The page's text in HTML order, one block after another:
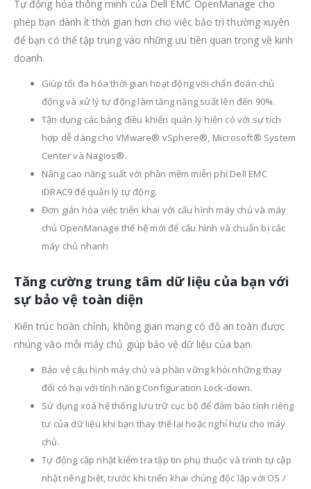
Tự động hóa thông minh của Dell EMC OpenManage cho
phép bạn dành ít thời gian hơn cho việc bảo trì thường xuyên
để bạn có thể tập trung vào những ưu tiên quan trọng về kinh
doanh.
Giúp tối đa hóa thời gian hoạt động với chẩn đoán chủ
động và xử lý tự động làm tăng năng suất lên đến 90%.
Tận dụng các bảng điều khiển quản lý hiện có với sự tích
hợp dễ dàng cho VMware® vSphere®, Microsoft® System
Center và Nagios®.
Nâng cao năng suất với phần mềm miễn phí Dell EMC
iDRAC9 để quản lý tự động.
Đơn giản hóa việc triển khai với cấu hình máy chủ và máy
chủ OpenManage thế hệ mới để cấu hình và chuẩn bị các
máy chủ nhanh
Tăng cường trung tâm dữ liệu của bạn với
sự bảo vệ toàn diện
Kiến trúc hoàn chỉnh, không gian mạng có độ an toàn được
nhúng vào mỗi máy chủ giúp bảo vệ dữ liệu của bạn.
Bảo vệ cấu hình máy chủ và phần vững khỏi những thay
đổi có hại với tính năng Configuration Lock-down.
Sử dụng xoá hệ thống lưu trữ cục bộ để đảm bảo tính riêng
tư của dữ liệu khi bạn thay thế lại hoặc nghỉ hưu cho máy
chủ.
Tự động cập nhật kiểm tra tập tin phụ thuộc và trình tự cập
nhật riêng biệt, trước khi triển khai chúng độc lập với OS /